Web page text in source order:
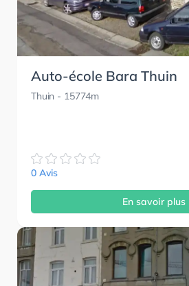
Auto-école Bara Thuin
Thuin - 15774m
0 Avis
En savoir plus